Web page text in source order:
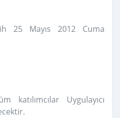
25 Mayıs 2012 Cuma
katılımcılar Uygulayıcı